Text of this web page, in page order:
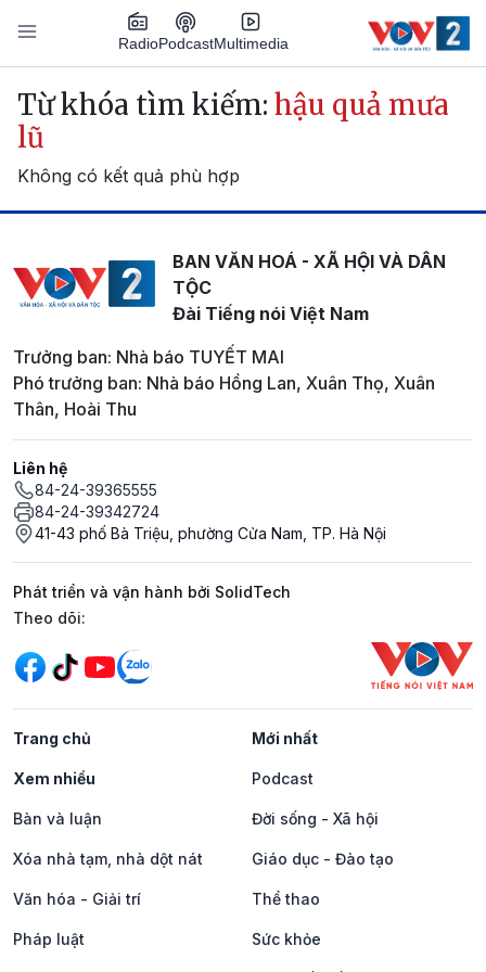
Nhảy đến nội dung
RadioPodcastMultimedia
Main navigation
Từ khóa tìm kiếm: hậu quả mưa
lũ
Không có kết quả phù hợp
BAN VĂN HOÁ - XÃ HỘI VÀ DÂN
TỘC
Đài Tiếng nói Việt Nam
Trưởng ban: Nhà báo TUYẾT MAI
Phó trưởng ban: Nhà báo Hồng Lan, Xuân Thọ, Xuân
Thân, Hoài Thu
Liên hệ
84-24-39365555
84-24-39342724
41-43 phố Bà Triệu, phường Cửa Nam, TP. Hà Nội
Phát triển và vận hành bởi SolidTech
Mạng xã hội
Theo dõi:
Trang chủ Mới nhất
Xem nhiều Podcast
Bàn và luận Đời sống - Xã hội
Xóa nhà tạm, nhà dột nát Giáo dục - Đào tạo
Văn hóa - Giải trí Thể thao
Pháp luật Sức khỏe